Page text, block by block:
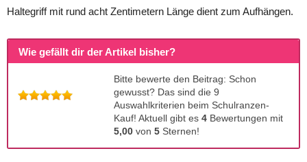
Haltegriff mit rund acht Zentimetern Länge dient zum Aufhängen.
Wie gefällt dir der Artikel bisher?
Bitte bewerte den Beitrag: Schon
gewusst? Das sind die 9
Auswahlkriterien beim Schulranzen-
Kauf! Aktuell gibt es 4 Bewertungen mit
5,00 von 5 Sternen!